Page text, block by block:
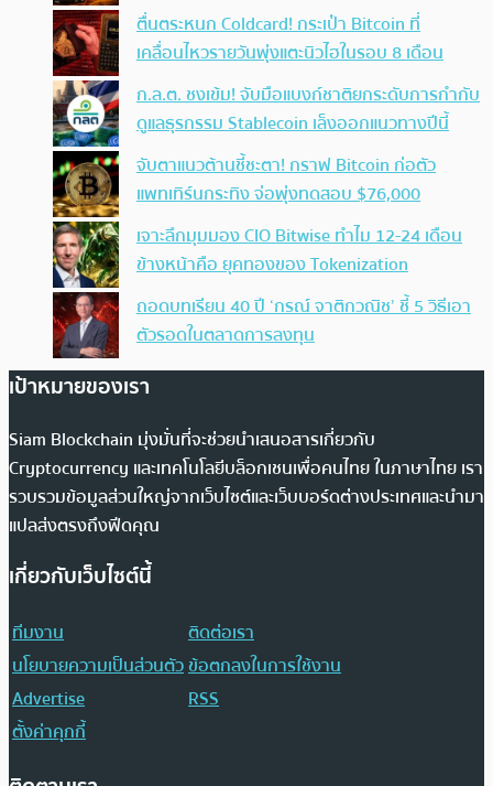
ตื่นตระหนก Coldcard! กระเป๋า Bitcoin ที่
เคลื่อนไหวรายวันพุ่งแตะนิวไฮในรอบ 8 เดือน
ก.ล.ต. ชงเข้ม! จับมือแบงก์ชาติยกระดับการกำกับ
ดูแลธุรกรรม Stablecoin เล็งออกแนวทางปีนี้
จับตาแนวต้านชี้ชะตา! กราฟ Bitcoin ก่อตัว
แพทเทิร์นกระทิง จ่อพุ่งทดสอบ $76,000
เจาะลึกมุมมอง CIO Bitwise ทำไม 12-24 เดือน
ข้างหน้าคือ ยุคทองของ Tokenization
ถอดบทเรียน 40 ปี ‘กรณ์ จาติกวณิช’ ชี้ 5 วิธีเอา
ตัวรอดในตลาดการลงทุน
เป้าหมายของเรา
Siam Blockchain มุ่งมั่นที่จะช่วยนำเสนอสารเกี่ยวกับ
Cryptocurrency และเทคโนโลยีบล็อกเชนเพื่อคนไทย ในภาษาไทย เรา
รวบรวมข้อมูลส่วนใหญ่จากเว็บไซต์และเว็บบอร์ดต่างประเทศและนำมา
แปลส่งตรงถึงฟีดคุณ
เกี่ยวกับเว็บไซต์นี้
ทีมงาน
ติดต่อเรา
นโยบายความเป็นส่วนตัวข้อตกลงในการใช้งาน
Advertise
RSS
ตั้งค่าคุกกี้